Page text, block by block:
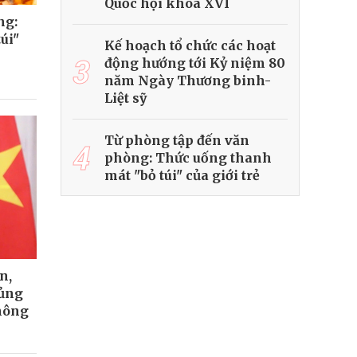
3
Kế hoạch tổ chức các hoạt
động hướng tới Kỷ niệm 80
năm Ngày Thương binh-
Liệt sỹ
4
Từ phòng tập đến văn
phòng: Thức uống thanh
mát "bỏ túi" của giới trẻ